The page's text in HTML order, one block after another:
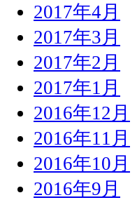
2017年4月
2017年3月
2017年2月
2017年1月
2016年12月
2016年11月
2016年10月
2016年9月